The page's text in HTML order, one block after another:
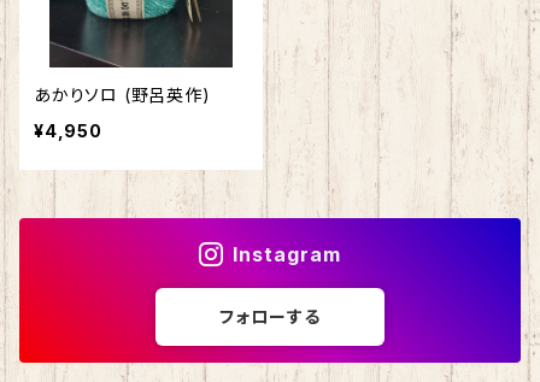
エカテリーナ
シェヘラザード
アルパカレジェーロ
カシミヤグレイス
ブリティッシュエロイカ
マジックダイアモンド
スパングラス
あかりソロ (野呂英作)
¥4,950
Instagram
フォローする